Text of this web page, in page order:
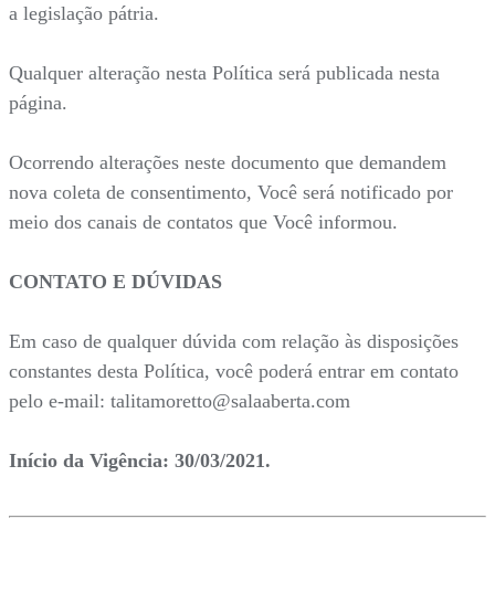
a legislação pátria.
Qualquer alteração nesta Política será publicada nesta
página.
Ocorrendo alterações neste documento que demandem
nova coleta de consentimento, Você será notificado por
meio dos canais de contatos que Você informou.
CONTATO E DÚVIDAS
Em caso de qualquer dúvida com relação às disposições
constantes desta Política, você poderá entrar em contato
pelo e-mail: talitamoretto@salaaberta.com
Início da Vigência: 30/03/2021.